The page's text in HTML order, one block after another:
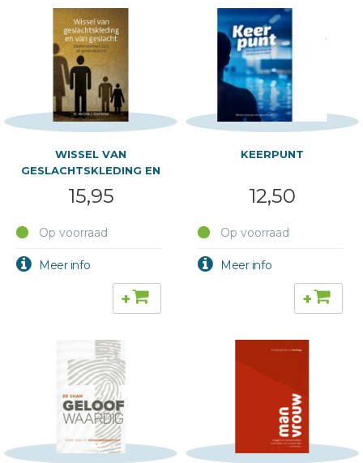
WISSEL VAN
GESLACHTSKLEDING EN
GESLACHT
15,95
Op voorraad
+
KEERPUNT
12,50
Op voorraad
+